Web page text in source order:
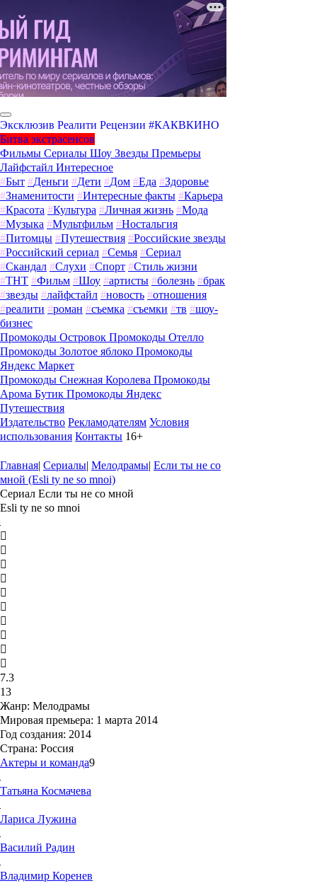
Эксклюзив Реалити Рецензии #КАКВКИНО
Битва экстрасенсов
Фильмы Сериалы Шоу Звезды Премьеры
Лайфстайл Интересное
#Быт #Деньги #Дети #Дом #Еда #Здоровье
#Знаменитости #Интересные факты #Карьера
#Красота #Культура #Личная жизнь #Мода
#Музыка #Мультфильм #Ностальгия
#Питомцы #Путешествия #Российские звезды
#Российский сериал #Семья #Сериал
#Скандал #Слухи #Спорт #Стиль жизни
#ТНТ #Фильм #Шоу #артисты #болезнь #брак
#звезды #лайфстайл #новость #отношения
#реалити #роман #съемка #съемки #тв #шоу-
бизнес
Промокоды Островок Промокоды Отелло
Промокоды Золотое яблоко Промокоды
Яндекс Маркет
Промокоды Снежная Королева Промокоды
Арома Бутик Промокоды Яндекс
Путешествия
Издательство Рекламодателям Условия
использования Контакты 16+
Главная| Сериалы| Мелодрамы| Если ты не со
мной (Esli ty ne so mnoi)
Сериал Если ты не со мной
Esli ty ne so mnoi
7.3
13
Жанр: Мелодрамы
Мировая премьера: 1 марта 2014
Год создания: 2014
Страна: Россия
Актеры и команда9
Татьяна Космачева
Лариса Лужина
Василий Радин
Владимир Коренев